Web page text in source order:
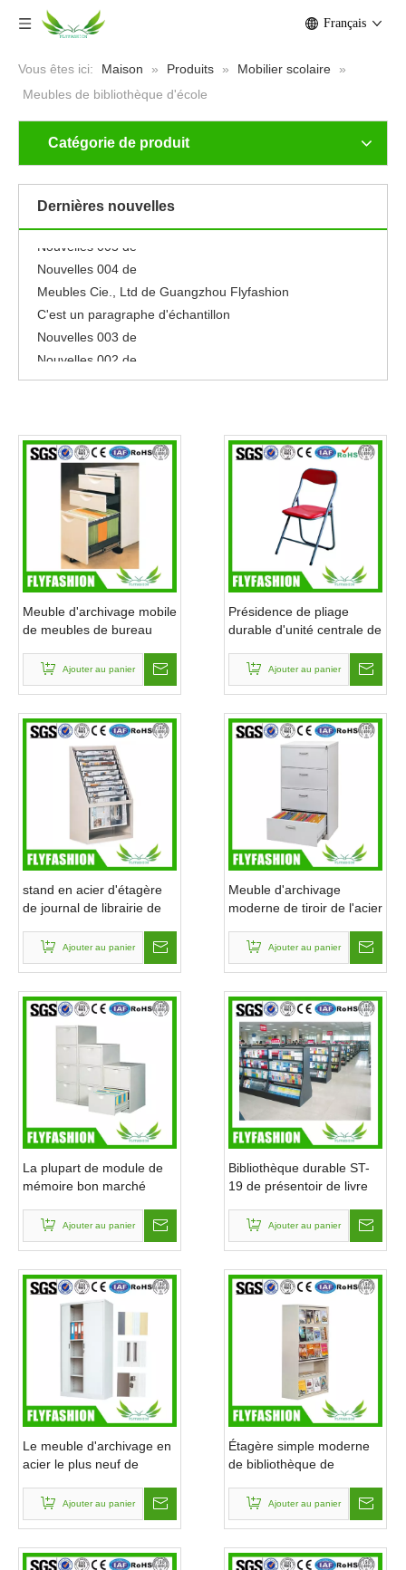
Français
Vous êtes ici: Maison » Produits » Mobilier scolaire
»
Meubles de bibliothèque d'école
Catégorie de produit
Dernières nouvelles
Nouvelles 001 de
Se sentir libre pour éditer ce texte pour le faire
Nouvelles 004 de
Meubles Cie., Ltd de Guangzhou Flyfashion
C'est un paragraphe d'échantillon
Nouvelles 003 de
Nouvelles 002 de
Nouvelles 001 de
le faire
Nouvelles 005 de
Nouvelles 004 de
Meuble d'archivage mobile
de meubles de bureau
Ajouter au panier
Présidence de pliage
durable d'unité centrale de
Ajouter au panier
stand en acier d'étagère
de journal de librairie de
Ajouter au panier
Meuble d'archivage
moderne de tiroir de l'acier
Ajouter au panier
La plupart de module de
mémoire bon marché
Ajouter au panier
Bibliothèque durable ST-
19 de présentoir de livre
Ajouter au panier
Le meuble d'archivage en
acier le plus neuf de
15)
Ajouter au panier
Étagère simple moderne
de bibliothèque de
bibliothèque (ST-21)
Ajouter au panier